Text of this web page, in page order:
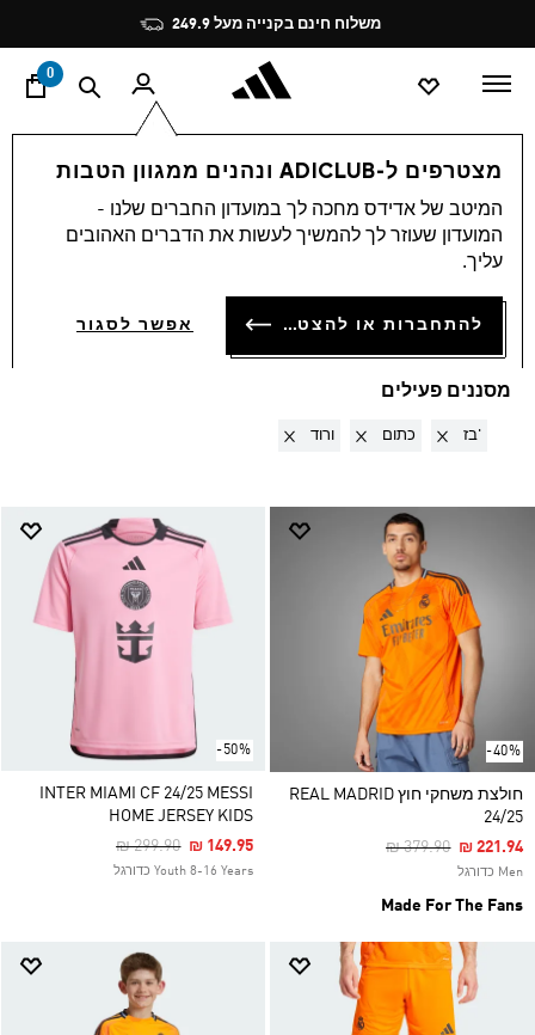
Pause
promotion
rotation
משלוח חינם בקנייה מעל 249.9
0
מצטרפים ל-ADICLUB ונהנים ממגוון הטבות
המיטב של אדידס מחכה לך במועדון החברים שלנו -
המועדון שעוזר לך להמשיך לעשות את הדברים האהובים
עליך.
להתחברות או להצטרפות אפשר לסגור
בז' + כתום + ורוד·ביגוד
כדורגל בהנחה
סינון ומיון הגדלת התמונות
מסננים פעילים
בז' Remove filter Currently Refined by צבעים: בז'
כתום Remove filter Currently Refined by צבעים: כתום
ורוד Remove filter Currently Refined by צבעים: ורוד
-40%
חולצת משחקי חוץ REAL MADRID
24/25
Price Reduced From
₪ 379.90To₪ 221.94
Men כדורגל
Made For The Fans
-50%
INTER MIAMI CF 24/25 MESSI
HOME JERSEY KIDS
Price Reduced From
₪ 299.90To₪ 149.95
Youth 8-16 Years כדורגל